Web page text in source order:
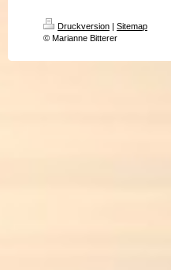
Druckversion | Sitemap
© Marianne Bitterer